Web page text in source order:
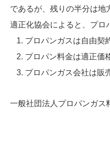
であるが、残りの半分は地
適正化協会によると、プロ
プロパンガスは自由契
プロパン料金は適正価
プロパンガス会社は販
一般社団法人プロパンガス